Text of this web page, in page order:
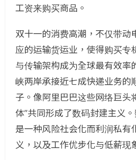
工资来购买商品。
双十一的消费高潮，不仅带动
应的运输货运业，使得购买专
与传输架构成为全球最有效率
峡两岸承接近七成快递业务的
子。像阿里巴巴这些网络巨头
体”共同形成了数码封建主义
是一种风险社会化而利润私有
义，以及工作优步化与低薪现